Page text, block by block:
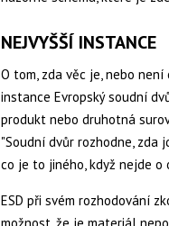
NEJVYŠŠÍ INSTANCE
O tom, zda věc je, nebo
instance Evropský soudní
produkt nebo druhotná
"Soudní dvůr rozhodne, zda
co je to jiného, když nejde o
ESD při svém rozhodování